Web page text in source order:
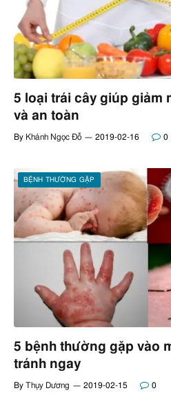
5 loại trái cây giúp giảm
và an toàn
By Khánh Ngọc Đỗ 2019-02-16 0
BỆNH THƯỜNG GẶP
5 bệnh thường gặp vào
tránh ngay
By Thụy Dương 2019-02-15 0